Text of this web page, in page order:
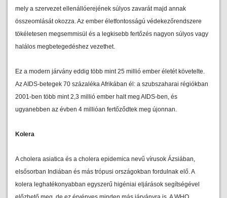
mely a szervezet ellenállóerejének súlyos zavarát majd annak
összeomlását okozza. Az ember életfontosságú védekezőrendszere
tökéletesen megsemmisül és a legkisebb fertőzés nagyon súlyos vagy
halálos megbetegedéshez vezethet.
Ez a modern járvány eddig több mint 25 millió ember életét követelte.
Az AIDS-betegek 70 százaléka Afrikában él: a szubszaharai régiókban
2001-ben több mint 2,3 millió ember halt meg AIDS-ben, és
ugyanebben az évben 4 millióan fertőződtek meg újonnan.
Kolera
A cholera asiatica és a cholera epidemica nevű vírusok Ázsiában,
elsősorban Indiában és más trópusi országokban fordulnak elő. A
kolera leghatékonyabban egyszerű higéniai eljárások segítségével